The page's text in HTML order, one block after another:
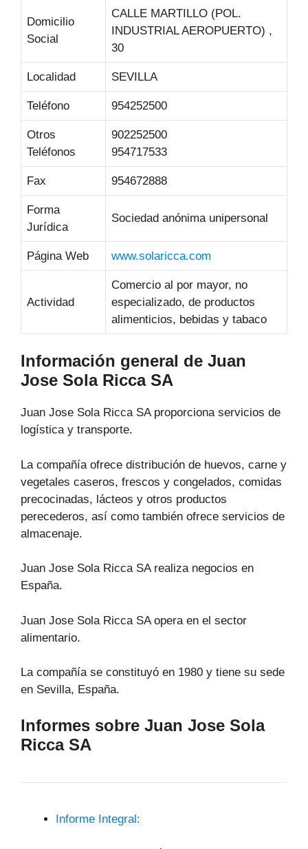
Domicilio
Social
CALLE MARTILLO (POL.
INDUSTRIAL AEROPUERTO) ,
30
Localidad SEVILLA
Teléfono 954252500
Otros
Teléfonos
902252500
954717533
Fax 954672888
Forma
Jurídica
Sociedad anónima unipersonal
Página Web www.solaricca.com
Actividad
Comercio al por mayor, no
especializado, de productos
alimenticios, bebidas y tabaco
Información general de Juan
Jose Sola Ricca SA
Juan Jose Sola Ricca SA proporciona servicios de
logística y transporte.
La compañía ofrece distribución de huevos, carne y
vegetales caseros, frescos y congelados, comidas
precocinadas, lácteos y otros productos
perecederos, así como también ofrece servicios de
almacenaje.
Juan Jose Sola Ricca SA realiza negocios en
España.
Juan Jose Sola Ricca SA opera en el sector
alimentario.
La compañía se constituyó en 1980 y tiene su sede
en Sevilla, España.
Informes sobre Juan Jose Sola
Ricca SA
Informe Integral: